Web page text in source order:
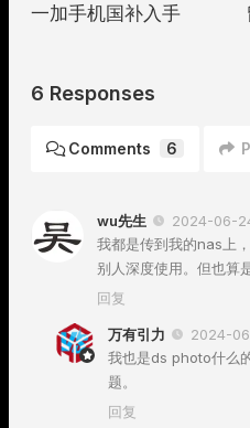
一加手机国补入手
6 Responses
Comments 6
wu先生
2024-06-
我都是传到我的nas上
别人深度使用。但也算
回复
万有引力
2024-
我也是ds photo什么
题。
回复